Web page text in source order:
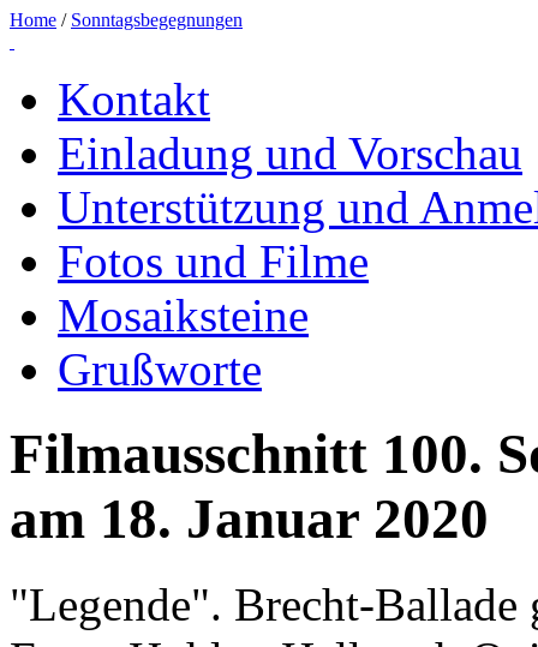
Home / Sonntagsbegegnungen
Kontakt
Einladung und Vorschau
Unterstützung und
Fotos und Filme
Mosaiksteine
Grußworte
Filmausschnitt 100.
am 18. Januar 2020
"Legende". Brecht-Ballade